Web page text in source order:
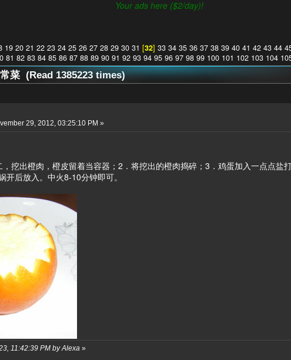
Your ads here ($2/day)!
19 20 21 22 23 24 25 26 27 28 29 30 31 [32] 33 34 35 36 37 38 39 40 41 42 43 44
81 82 83 84 85 86 87 88 89 90 91 92 93 94 95 96 97 98 99 100 101 102 103 104
菜 (Read 1385223 times)
29, 2012, 03:25:10 PM »
挖出橙肉，橙皮留着当容器；2．将挖出的橙肉捣碎；3．鸡蛋加入一点点盐
开后放入。中火8-10分钟即可。
11:42:39 PM by Alexa »